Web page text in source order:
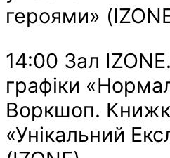
героями»
14:00 Зал
графіки
Воркшоп.
«Унікальний